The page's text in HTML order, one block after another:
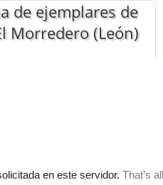
de ejemplares de
Morredero (León)